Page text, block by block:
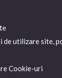
de utilizare site,
Cookie-uri